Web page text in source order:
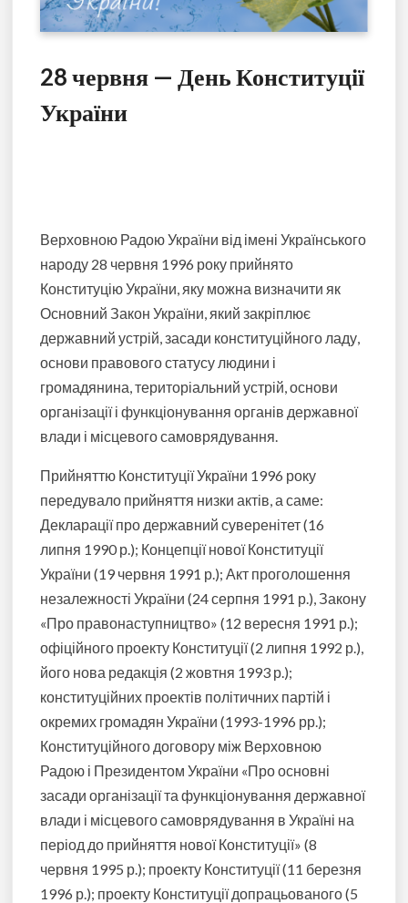
28 червня — День Конституції
України
Верховною Радою України від імені Українського
народу 28 червня 1996 року прийнято
Конституцію України, яку можна визначити як
Основний Закон України, який закріплює
державний устрій, засади конституційного ладу,
основи правового статусу людини і
громадянина, територіальний устрій, основи
організації і функціонування органів державної
влади і місцевого самоврядування.
Прийняттю Конституції України 1996 року
передувало прийняття низки актів, а саме:
Декларації про державний суверенітет (16
липня 1990 р.); Концепції нової Конституції
України (19 червня 1991 р.); Акт проголошення
незалежності України (24 серпня 1991 р.), Закону
«Про правонаступництво» (12 вересня 1991 р.);
офіційного проекту Конституції (2 липня 1992 р.),
його нова редакція (2 жовтня 1993 р.);
конституційних проектів політичних партій і
окремих громадян України (1993-1996 рр.);
Конституційного договору між Верховною
Радою і Президентом України «Про основні
засади організації та функціонування державної
влади і місцевого самоврядування в Україні на
період до прийняття нової Конституції» (8
червня 1995 р.); проекту Конституції (11 березня
1996 р.); проекту Конституції допрацьованого (5